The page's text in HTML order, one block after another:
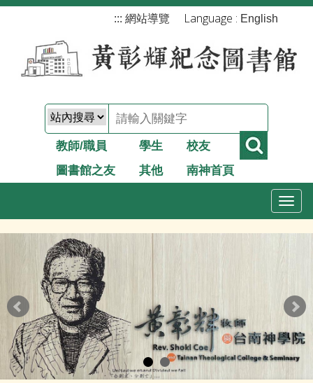
跳
::: 網站導覽 Language : English
教師/職員 學生
校友
圖書館之友
其他 南神首頁
T
l
e
n
a